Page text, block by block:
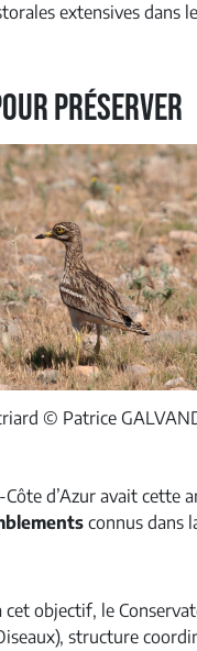
extensives dans
préserver
© Patrice
d’Azur avait cette
connus dans
objectif, le
structure